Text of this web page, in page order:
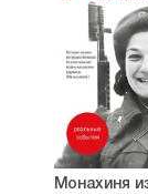
Монахиня